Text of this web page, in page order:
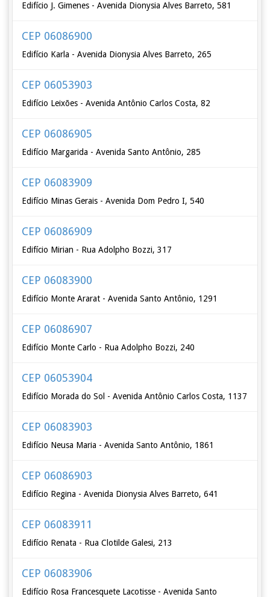
Edifício J. Gimenes - Avenida Dionysia Alves Barreto, 581
CEP 06086900
Edifício Karla - Avenida Dionysia Alves Barreto, 265
CEP 06053903
Edifício Leixões - Avenida Antônio Carlos Costa, 82
CEP 06086905
Edifício Margarida - Avenida Santo Antônio, 285
CEP 06083909
Edifício Minas Gerais - Avenida Dom Pedro I, 540
CEP 06086909
Edifício Mirian - Rua Adolpho Bozzi, 317
CEP 06083900
Edifício Monte Ararat - Avenida Santo Antônio, 1291
CEP 06086907
Edifício Monte Carlo - Rua Adolpho Bozzi, 240
CEP 06053904
Edifício Morada do Sol - Avenida Antônio Carlos Costa, 1137
CEP 06083903
Edifício Neusa Maria - Avenida Santo Antônio, 1861
CEP 06086903
Edifício Regina - Avenida Dionysia Alves Barreto, 641
CEP 06083911
Edifício Renata - Rua Clotilde Galesi, 213
CEP 06083906
Edifício Rosa Francesquete Lacotisse - Avenida Santo